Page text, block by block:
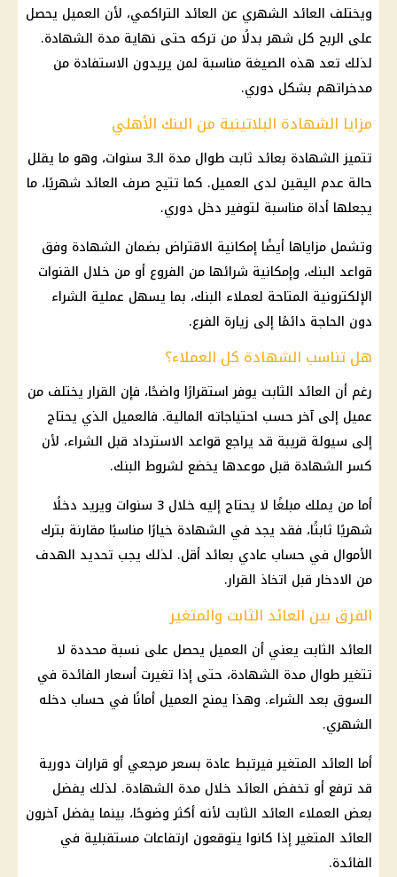
ويختلف العائد الشهري عن العائد التراكمي، لأن العميل يحصل
على الربح كل شهر بدلًا من تركه حتى نهاية مدة الشهادة.
لذلك تعد هذه الصيغة مناسبة لمن يريدون الاستفادة من
مدخراتهم بشكل دوري.
مزايا الشهادة البلاتينية من البنك الأهلي
تتميز الشهادة بعائد ثابت طوال مدة الـ3 سنوات، وهو ما يقلل
حالة عدم اليقين لدى العميل. كما تتيح صرف العائد شهريًا، ما
يجعلها أداة مناسبة لتوفير دخل دوري.
وتشمل مزاياها أيضًا إمكانية الاقتراض بضمان الشهادة وفق
قواعد البنك، وإمكانية شرائها من الفروع أو من خلال القنوات
الإلكترونية المتاحة لعملاء البنك، بما يسهل عملية الشراء
دون الحاجة دائمًا إلى زيارة الفرع.
هل تناسب الشهادة كل العملاء؟
رغم أن العائد الثابت يوفر استقرارًا واضحًا، فإن القرار يختلف من
عميل إلى آخر حسب احتياجاته المالية. فالعميل الذي يحتاج
إلى سيولة قريبة قد يراجع قواعد الاسترداد قبل الشراء، لأن
كسر الشهادة قبل موعدها يخضع لشروط البنك.
أما من يملك مبلغًا لا يحتاج إليه خلال 3 سنوات ويريد دخلًا
شهريًا ثابتًا، فقد يجد في الشهادة خيارًا مناسبًا مقارنة بترك
الأموال في حساب عادي بعائد أقل. لذلك يجب تحديد الهدف
من الادخار قبل اتخاذ القرار.
الفرق بين العائد الثابت والمتغير
العائد الثابت يعني أن العميل يحصل على نسبة محددة لا
تتغير طوال مدة الشهادة، حتى إذا تغيرت أسعار الفائدة في
السوق بعد الشراء. وهذا يمنح العميل أمانًا في حساب دخله
الشهري.
أما العائد المتغير فيرتبط عادة بسعر مرجعي أو قرارات دورية
قد ترفع أو تخفض العائد خلال مدة الشهادة. لذلك يفضل
بعض العملاء العائد الثابت لأنه أكثر وضوحًا، بينما يفضل آخرون
العائد المتغير إذا كانوا يتوقعون ارتفاعات مستقبلية في
الفائدة.